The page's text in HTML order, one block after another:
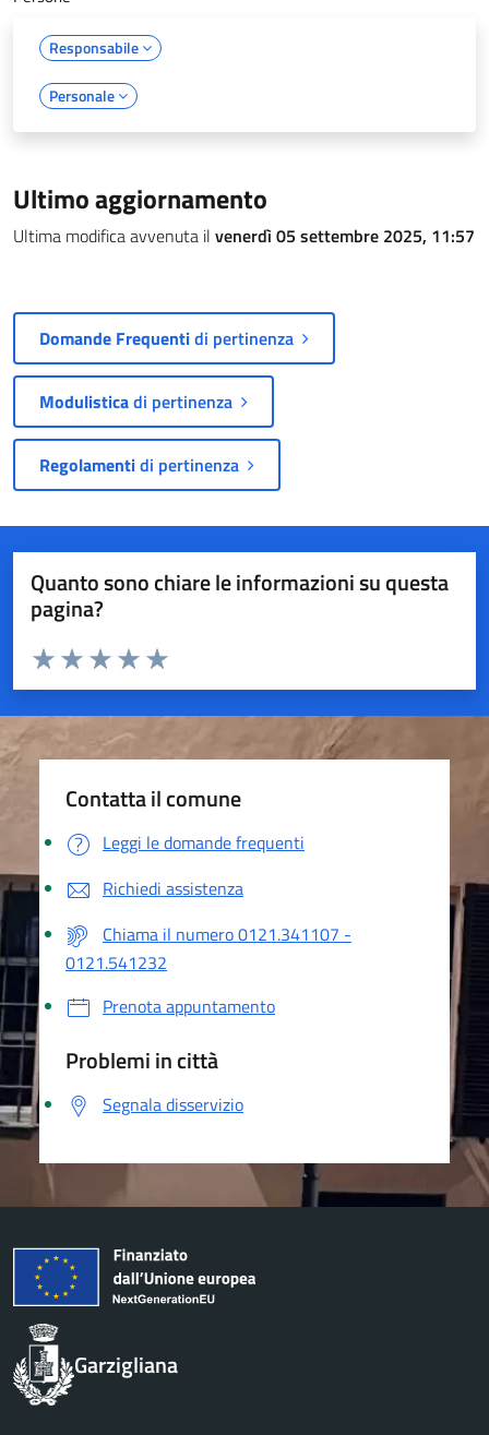
Responsabile
Personale
Ultimo aggiornamento
Ultima modifica avvenuta il venerdì 05 settembre 2025, 11:57
Domande Frequentidi pertinenza
Modulisticadi pertinenza
Regolamentidi pertinenza
Quanto sono chiare le informazioni su questa
pagina?
Valuta da 1 a 5 stelle la pagina
Valuta 5 stelle su 5
Valuta 4 stelle su 5
Valuta 3 stelle su 5
Valuta 2 stelle su 5
Valuta 1 stelle su 5
Contatta il comune
Leggi le domande frequenti
Richiedi assistenza
Chiama il numero 0121.341107 -
0121.541232
Prenota appuntamento
Problemi in città
Segnala disservizio
Garzigliana